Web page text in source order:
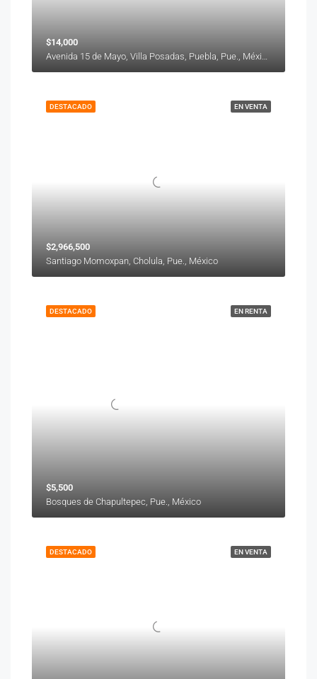
$14,000
Avenida 15 de Mayo, Villa Posadas, Puebla, Pue., México
EN VENTA
DESTACADO
$2,966,500
Santiago Momoxpan, Cholula, Pue., México
EN RENTA
DESTACADO
$5,500
Bosques de Chapultepec, Pue., México
EN VENTA
DESTACADO